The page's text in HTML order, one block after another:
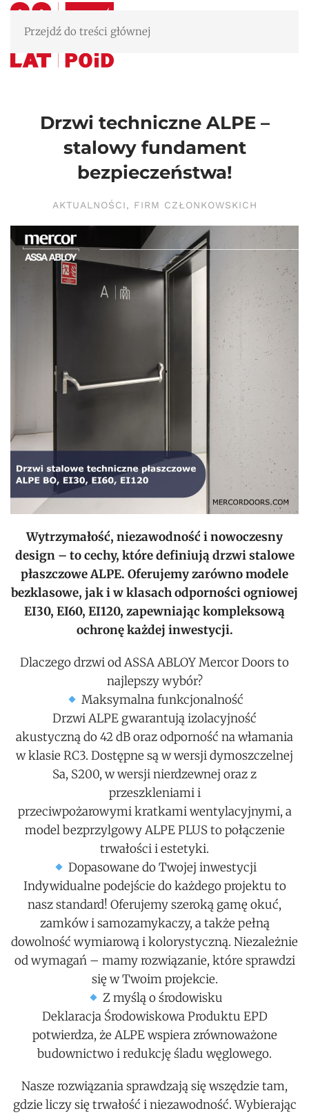
Przejdź do treści głównej
Drzwi techniczne ALPE –
stalowy fundament
bezpieczeństwa!
AKTUALNOŚCI, FIRM CZŁONKOWSKICH
Wytrzymałość, niezawodność i nowoczesny
design – to cechy, które definiują drzwi stalowe
płaszczowe ALPE. Oferujemy zarówno modele
bezklasowe, jak i w klasach odporności ogniowej
EI30, EI60, EI120, zapewniając kompleksową
ochronę każdej inwestycji.
Dlaczego drzwi od ASSA ABLOY Mercor Doors to
najlepszy wybór?
Maksymalna funkcjonalność
Drzwi ALPE gwarantują izolacyjność
akustyczną do 42 dB oraz odporność na włamania
w klasie RC3. Dostępne są w wersji dymoszczelnej
Sa, S200, w wersji nierdzewnej oraz z
przeszkleniami i
przeciwpożarowymi kratkami wentylacyjnymi, a
model bezprzylgowy ALPE PLUS to połączenie
trwałości i estetyki.
Dopasowane do Twojej inwestycji
Indywidualne podejście do każdego projektu to
nasz standard! Oferujemy szeroką gamę okuć,
zamków i samozamykaczy, a także pełną
dowolność wymiarową i kolorystyczną. Niezależnie
od wymagań – mamy rozwiązanie, które sprawdzi
się w Twoim projekcie.
Z myślą o środowisku
Deklaracja Środowiskowa Produktu EPD
potwierdza, że ALPE wspiera zrównoważone
budownictwo i redukcję śladu węglowego.
Nasze rozwiązania sprawdzają się wszędzie tam,
gdzie liczy się trwałość i niezawodność. Wybierając